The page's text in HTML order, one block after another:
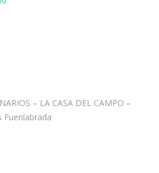
– LA CASA DEL CAMPO –
Fuenlabrada